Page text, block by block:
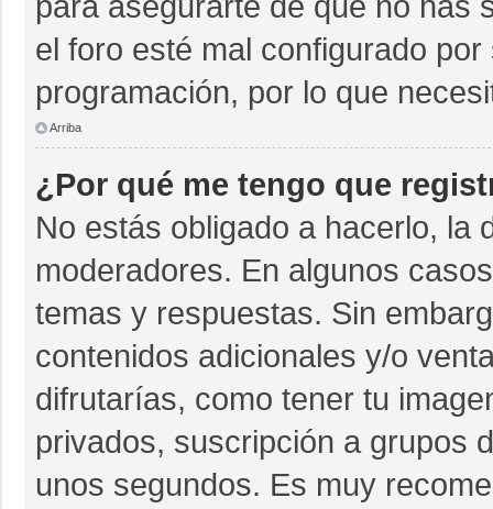
el foro esté mal configurado
programación, por lo que
Arriba
¿Por qué me tengo que
No estás obligado a hacerlo, la
moderadores. En algunos
temas y respuestas. Sin
contenidos adicionales y/o
difrutarías, como tener tu
privados, suscripción a grupos
unos segundos. Es muy